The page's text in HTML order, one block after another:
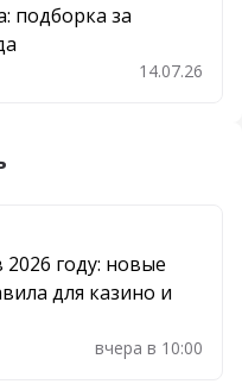
подборка за
14.07.26
году: новые
для казино и
вчера в 10:00